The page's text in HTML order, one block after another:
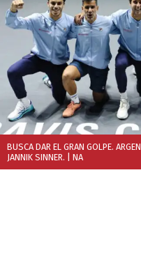
BUSCA DAR EL GRAN GOLPE.
JANNIK SINNER. | NA